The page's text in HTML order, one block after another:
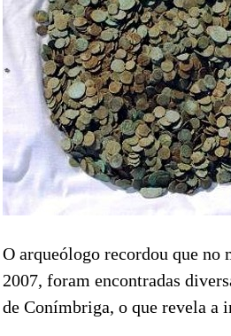
O arqueólogo recordou que no
2007, foram encontradas
de Conímbriga, o que revela a